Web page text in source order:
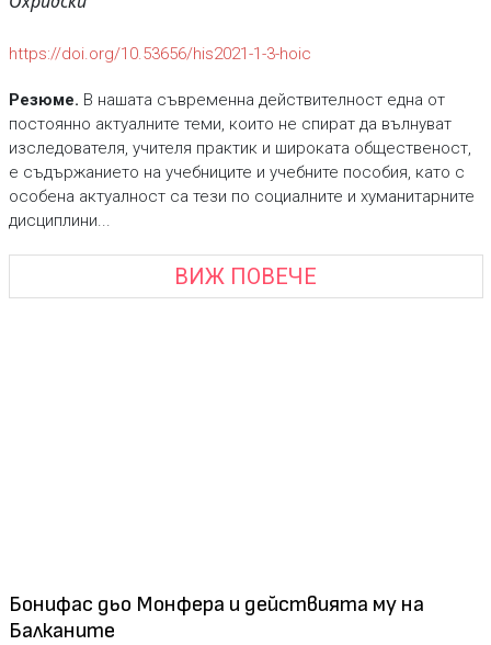
https://doi.org/10.53656/his2021-1-3-hoic
Резюме. В нашата съвременна действителност една от
постоянно актуалните теми, които не спират да вълнуват
изследователя, учителя практик и широката общественост,
е съдържанието на учебниците и учебните пособия, като с
особена актуалност са тези по социалните и хуманитарните
дисциплини...
ВИЖ ПОВЕЧЕ
Бонифас дьо Монфера и действията му на
Балканите